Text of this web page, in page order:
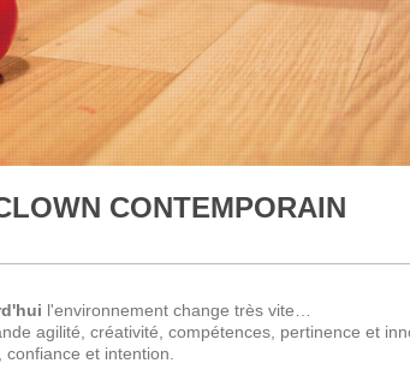
CLOWN
l'environnement change très vite…
agilité, créativité, compétences, pertinence et
confiance et intention.